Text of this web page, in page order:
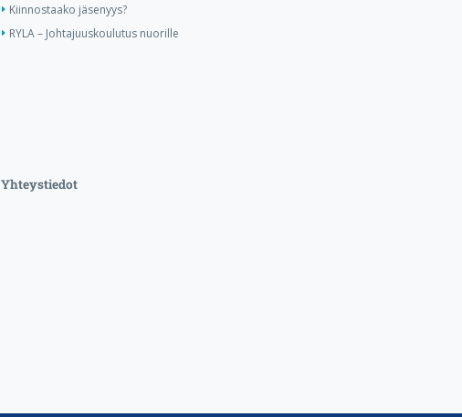
Kiinnostaako jäsenyys?
RYLA – Johtajuuskoulutus nuorille
Yhteystiedot